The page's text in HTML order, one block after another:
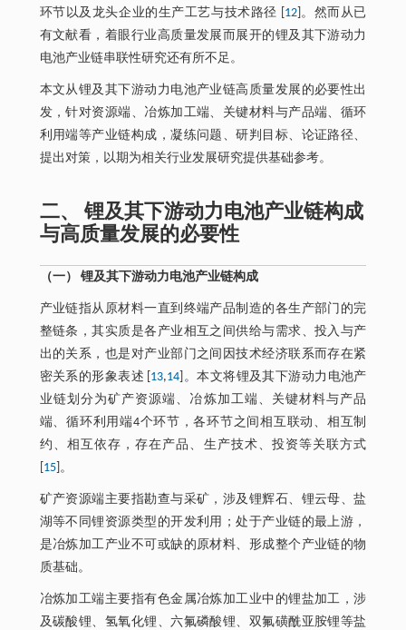
环节以及龙头企业的生产工艺与技术路径 [ 12]。然而从已
有文献看，着眼行业高质量发展而展开的锂及其下游动力
电池产业链串联性研究还有所不足。
本文从锂及其下游动力电池产业链高质量发展的必要性出
发，针对资源端、冶炼加工端、关键材料与产品端、循环
利用端等产业链构成，凝练问题、研判目标、论证路径、
提出对策，以期为相关行业发展研究提供基础参考。
二、 锂及其下游动力电池产业链构成
与高质量发展的必要性
（一） 锂及其下游动力电池产业链构成
产业链指从原材料一直到终端产品制造的各生产部门的完
整链条，其实质是各产业相互之间供给与需求、投入与产
出的关系，也是对产业部门之间因技术经济联系而存在紧
密关系的形象表述 [ 13,14 ]。本文将锂及其下游动力电池产
业链划分为矿产资源端、冶炼加工端、关键材料与产品
端、循环利用端4个环节，各环节之间相互联动、相互制
约、相互依存，存在产品、生产技术、投资等关联方式
15]。
矿产资源端主要指勘查与采矿，涉及锂辉石、锂云母、盐
湖等不同锂资源类型的开发利用；处于产业链的最上游，
是冶炼加工产业不可或缺的原材料、形成整个产业链的物
质基础。
冶炼加工端主要指有色金属冶炼加工业中的锂盐加工，涉
及碳酸锂、氢氧化锂、六氟磷酸锂、双氟磺酰亚胺锂等盐